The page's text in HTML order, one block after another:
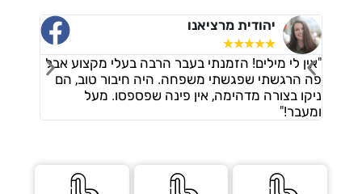
יהודית מרציאנו
☆
☆
☆
☆
☆
לי מילים! הזמנתי בעבר הרבה בעלי מקצוע אבל
הרגשתי שפגשתי משפחה. היה חיבור טוב, הם
בצורה מדהימה, אין פינה שפספסו. מעל
"אני מאוד
הבקשות שלי,
נוספים בלי